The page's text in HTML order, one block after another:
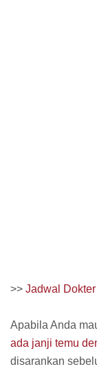
>> Jadwal
Apabila Anda
ada janji temu
disarankan